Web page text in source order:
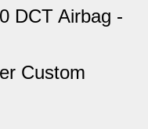
DCT Airbag -
Custom